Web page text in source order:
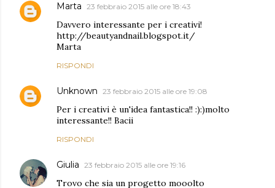
Marta 23 febbraio 2015 alle ore 18:43
Davvero interessante per i creativi!
http://beautyandnail.blogspot.it/
Marta
RISPONDI
Unknown 23 febbraio 2015 alle ore 19:08
Per i creativi è un'idea fantastica!! :):)molto
interessante!! Bacii
RISPONDI
Giulia 23 febbraio 2015 alle ore 19:16
Trovo che sia un progetto mooolto